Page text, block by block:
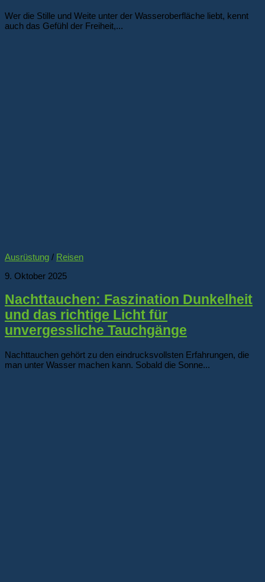
Wer die Stille und Weite unter der Wasseroberfläche liebt, kennt
auch das Gefühl der Freiheit,...
Ausrüstung / Reisen
9. Oktober 2025
Nachttauchen: Faszination Dunkelheit
und das richtige Licht für
unvergessliche Tauchgänge
Nachttauchen gehört zu den eindrucksvollsten Erfahrungen, die
man unter Wasser machen kann. Sobald die Sonne...